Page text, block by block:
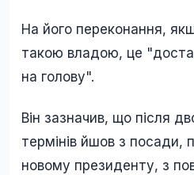
На його переконання,
такою владою, це
на голову".
Він зазначив, що після
термінів йшов з посади,
новому президенту, з